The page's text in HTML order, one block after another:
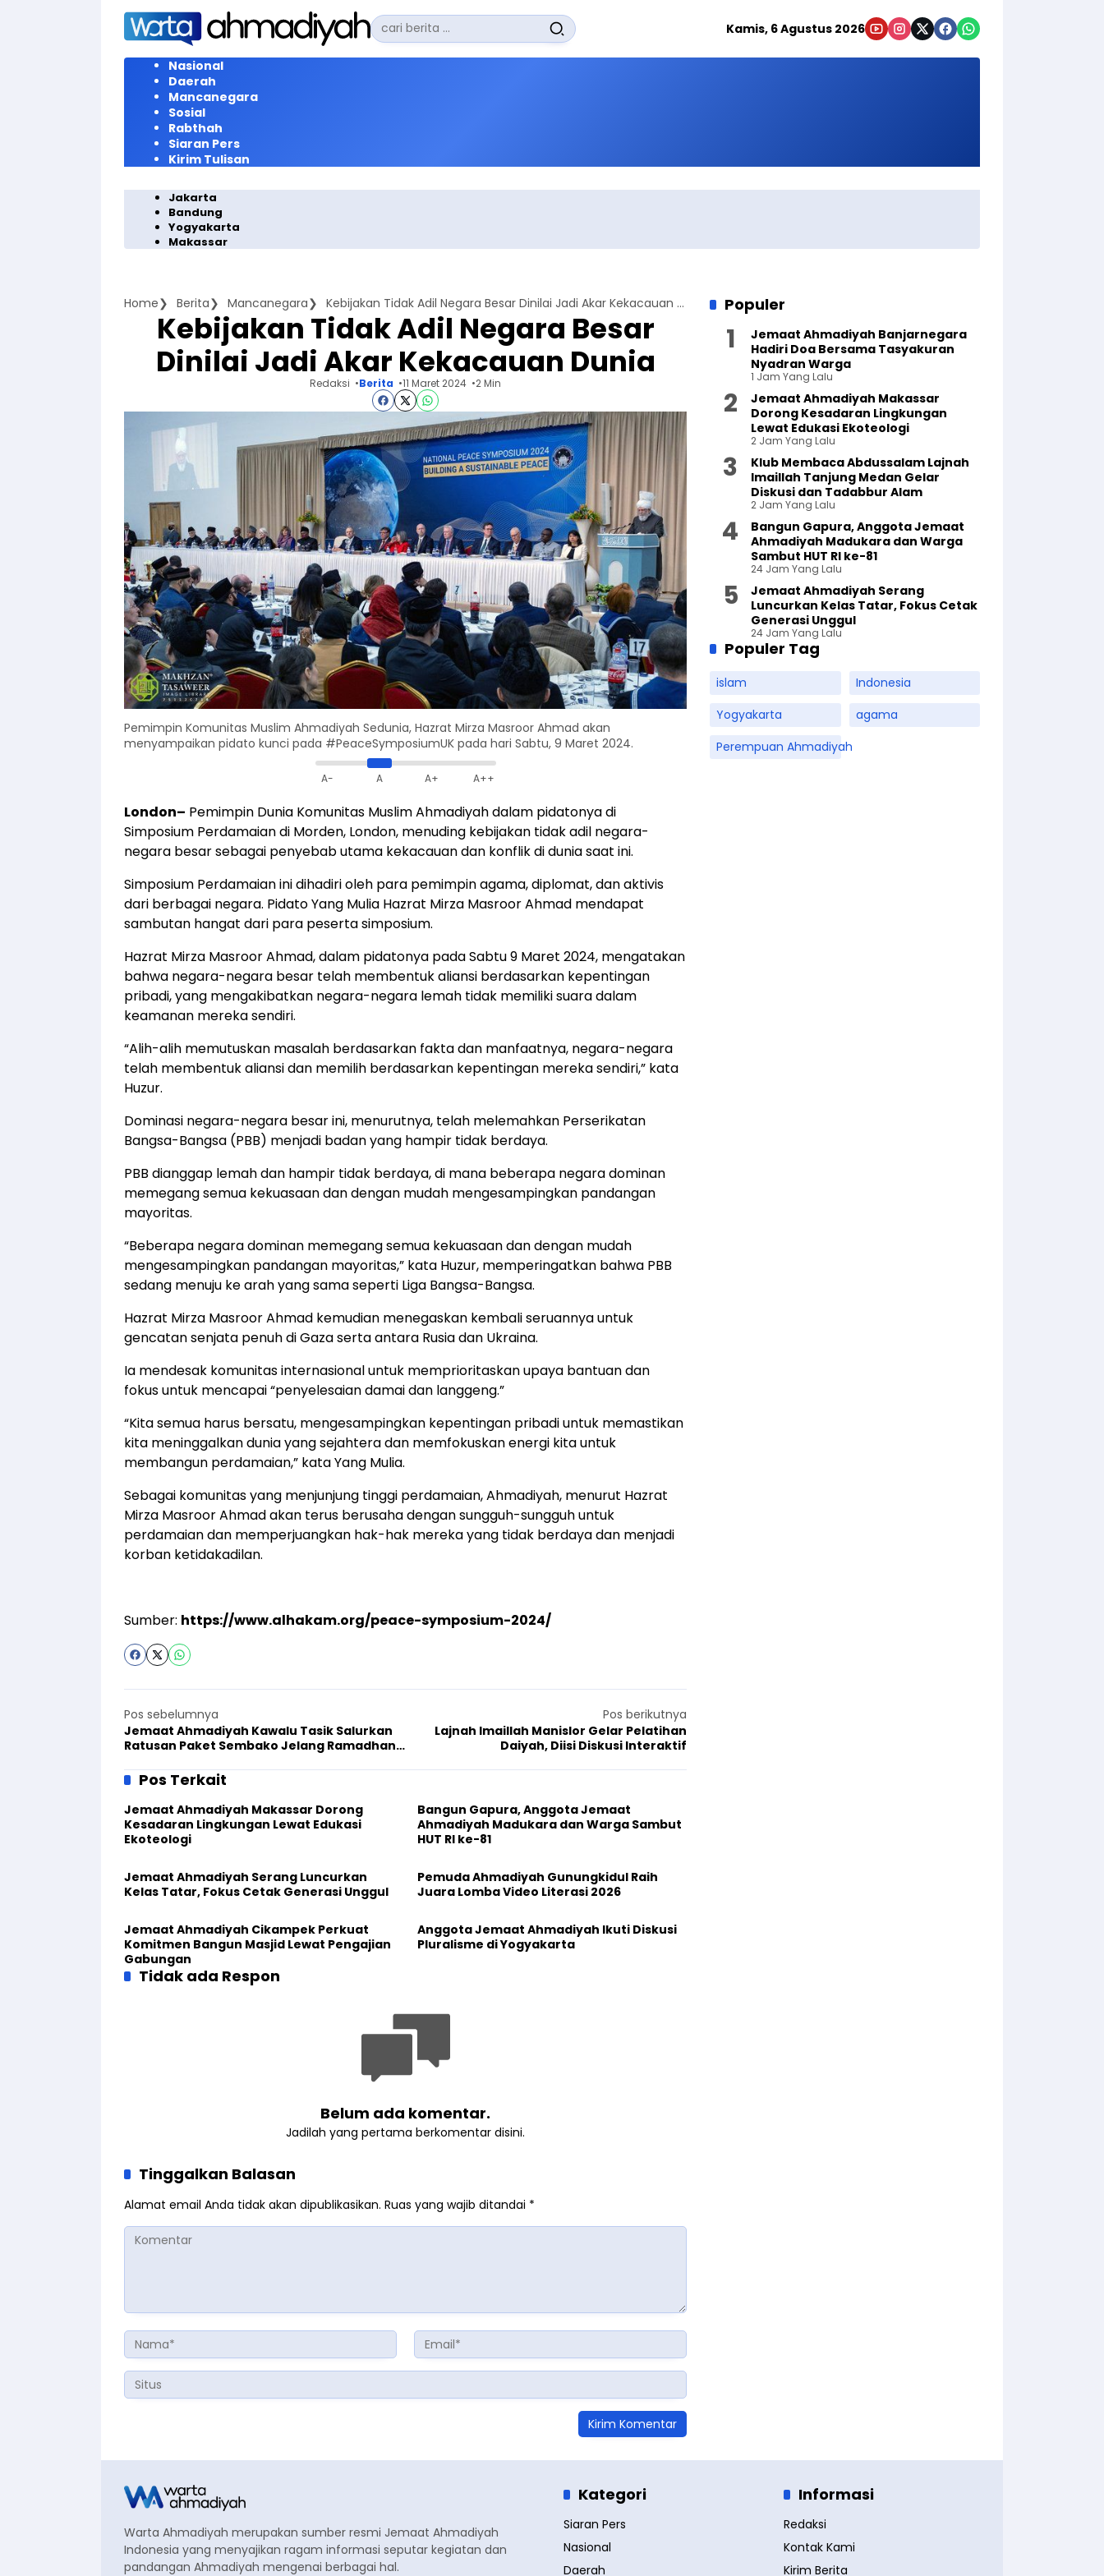
Langsung
konten
Pencarian
untuk:
Kamis, 6 Agustus 2026
Nasional
Daerah
Mancanegara
Sosial
Rabthah
Siaran Pers
Kirim Tulisan
Jakarta
Bandung
Yogyakarta
Makassar
Home Berita Mancanegara Kebijakan Tidak Adil Negara Besar Dinilai Jadi Akar Kekacauan Dunia
Kebijakan Tidak Adil Negara Besar
Dinilai Jadi Akar Kekacauan Dunia
Redaksi Berita 11 Maret 2024 2 Min
Pemimpin Komunitas Muslim Ahmadiyah Sedunia, Hazrat Mirza Masroor Ahmad akan
menyampaikan pidato kunci pada #PeaceSymposiumUK pada hari Sabtu, 9 Maret 2024.
A- A A+ A++
London– Pemimpin Dunia Komunitas Muslim Ahmadiyah dalam pidatonya di
Simposium Perdamaian di Morden, London, menuding kebijakan tidak adil negara-
negara besar sebagai penyebab utama kekacauan dan konflik di dunia saat ini.
Simposium Perdamaian ini dihadiri oleh para pemimpin agama, diplomat, dan aktivis
dari berbagai negara. Pidato Yang Mulia Hazrat Mirza Masroor Ahmad mendapat
sambutan hangat dari para peserta simposium.
Hazrat Mirza Masroor Ahmad, dalam pidatonya pada Sabtu 9 Maret 2024, mengatakan
bahwa negara-negara besar telah membentuk aliansi berdasarkan kepentingan
pribadi, yang mengakibatkan negara-negara lemah tidak memiliki suara dalam
keamanan mereka sendiri.
“Alih-alih memutuskan masalah berdasarkan fakta dan manfaatnya, negara-negara
telah membentuk aliansi dan memilih berdasarkan kepentingan mereka sendiri,” kata
Huzur.
Dominasi negara-negara besar ini, menurutnya, telah melemahkan Perserikatan
Bangsa-Bangsa (PBB) menjadi badan yang hampir tidak berdaya.
PBB dianggap lemah dan hampir tidak berdaya, di mana beberapa negara dominan
memegang semua kekuasaan dan dengan mudah mengesampingkan pandangan
mayoritas.
“Beberapa negara dominan memegang semua kekuasaan dan dengan mudah
mengesampingkan pandangan mayoritas,” kata Huzur, memperingatkan bahwa PBB
sedang menuju ke arah yang sama seperti Liga Bangsa-Bangsa.
Hazrat Mirza Masroor Ahmad kemudian menegaskan kembali seruannya untuk
gencatan senjata penuh di Gaza serta antara Rusia dan Ukraina.
Ia mendesak komunitas internasional untuk memprioritaskan upaya bantuan dan
fokus untuk mencapai “penyelesaian damai dan langgeng.”
“Kita semua harus bersatu, mengesampingkan kepentingan pribadi untuk memastikan
kita meninggalkan dunia yang sejahtera dan memfokuskan energi kita untuk
membangun perdamaian,” kata Yang Mulia.
Sebagai komunitas yang menjunjung tinggi perdamaian, Ahmadiyah, menurut Hazrat
Mirza Masroor Ahmad akan terus berusaha dengan sungguh-sungguh untuk
perdamaian dan memperjuangkan hak-hak mereka yang tidak berdaya dan menjadi
korban ketidakadilan.
Sumber: https://www.alhakam.org/peace-symposium-2024/
Pos sebelumnya
Jemaat Ahmadiyah Kawalu Tasik Salurkan
Ratusan Paket Sembako Jelang Ramadhan
Pos berikutnya
Lajnah Imaillah Manislor Gelar Pelatihan
Daiyah, Diisi Diskusi Interaktif
Pos Terkait
Jemaat Ahmadiyah Makassar Dorong
Kesadaran Lingkungan Lewat Edukasi
Ekoteologi
Bangun Gapura, Anggota Jemaat
Ahmadiyah Madukara dan Warga Sambut
HUT RI ke-81
Jemaat Ahmadiyah Serang Luncurkan
Kelas Tatar, Fokus Cetak Generasi Unggul
Pemuda Ahmadiyah Gunungkidul Raih
Juara Lomba Video Literasi 2026
Jemaat Ahmadiyah Cikampek Perkuat
Komitmen Bangun Masjid Lewat Pengajian
Gabungan
Anggota Jemaat Ahmadiyah Ikuti Diskusi
Pluralisme di Yogyakarta
Tidak ada Respon
Belum ada komentar.
Jadilah yang pertama berkomentar disini.
Tinggalkan Balasan
Alamat email Anda tidak akan dipublikasikan. Ruas yang wajib ditandai *
Populer
Jemaat Ahmadiyah Banjarnegara
Hadiri Doa Bersama Tasyakuran
Nyadran Warga
1 Jam Yang Lalu
Jemaat Ahmadiyah Makassar
Dorong Kesadaran Lingkungan
Lewat Edukasi Ekoteologi
2 Jam Yang Lalu
Klub Membaca Abdussalam Lajnah
Imaillah Tanjung Medan Gelar
Diskusi dan Tadabbur Alam
2 Jam Yang Lalu
Bangun Gapura, Anggota Jemaat
Ahmadiyah Madukara dan Warga
Sambut HUT RI ke-81
24 Jam Yang Lalu
Jemaat Ahmadiyah Serang
Luncurkan Kelas Tatar, Fokus Cetak
Generasi Unggul
24 Jam Yang Lalu
Populer Tag
islam
Indonesia
Yogyakarta
agama
Perempuan Ahmadiyah
Warta Ahmadiyah merupakan sumber resmi Jemaat Ahmadiyah
Indonesia yang menyajikan ragam informasi seputar kegiatan dan
pandangan Ahmadiyah mengenai berbagai hal.
Kategori
Siaran Pers
Nasional
Daerah
Informasi
Redaksi
Kontak Kami
Kirim Berita